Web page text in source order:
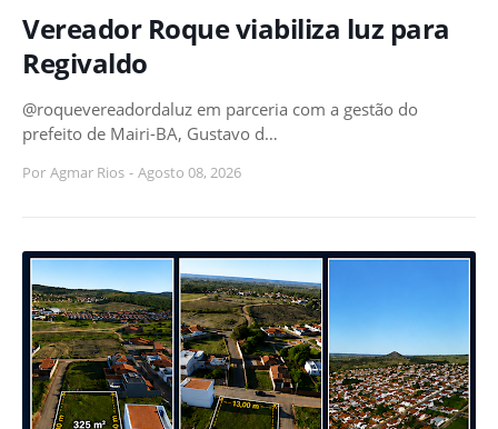
Vereador Roque viabiliza luz para
Regivaldo
@roquevereadordaluz em parceria com a gestão do
prefeito de Mairi-BA, Gustavo d…
Por Agmar Rios - Agosto 08, 2026